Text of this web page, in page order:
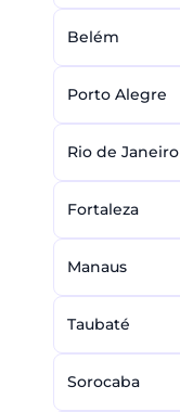
Belém
Porto Alegre
Rio de Janeiro
Fortaleza
Manaus
Taubaté
Sorocaba